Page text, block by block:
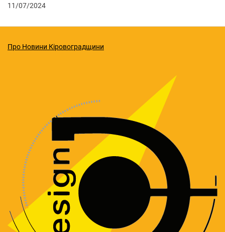
11/07/2024
Про Новини Кіровоградщини